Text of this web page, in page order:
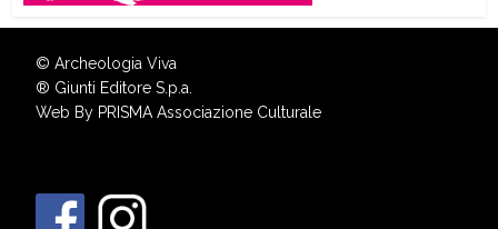
© Archeologia Viva
® Giunti Editore S.p.a.
Web By PRISMA Associazione Culturale